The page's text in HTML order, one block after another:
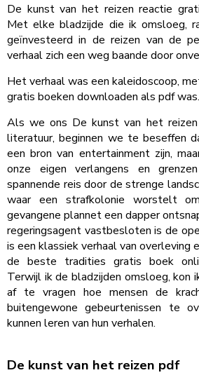
De kunst van het reizen reactie
Met elke bladzijde die ik omsloeg,
geïnvesteerd in de reizen van de
verhaal zich een weg baande door
Het verhaal was een kaleidoscoop,
gratis boeken downloaden als pdf was.
Als we ons De kunst van het
literatuur, beginnen we te beseffen
een bron van entertainment zijn,
onze eigen verlangens en
spannende reis door de strenge
waar een strafkolonie worstelt
gevangene plannet een dapper
regeringsagent vastbesloten is de
is een klassiek verhaal van overleving
de beste tradities gratis boek
Terwijl ik de bladzijden omsloeg, kon
af te vragen hoe mensen de
buitengewone gebeurtenissen te
kunnen leren van hun verhalen.
De kunst van het reizen pdf